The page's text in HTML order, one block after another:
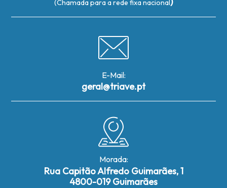
(Chamada para a rede fixa nacional
E-Mail:
geral@triave.pt
Morada:
Rua Capitão Alfredo Guimarães, 1
4800-019 Guimarães